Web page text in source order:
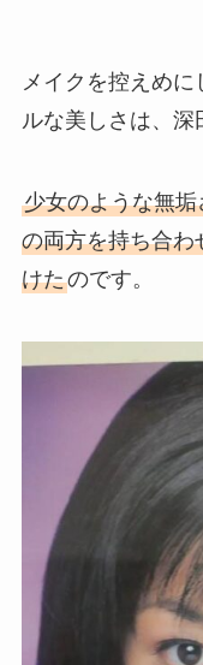
メイクを控えめに
ルな美しさは、深
少女のような無
の両方を持ち合わ
けたのです。